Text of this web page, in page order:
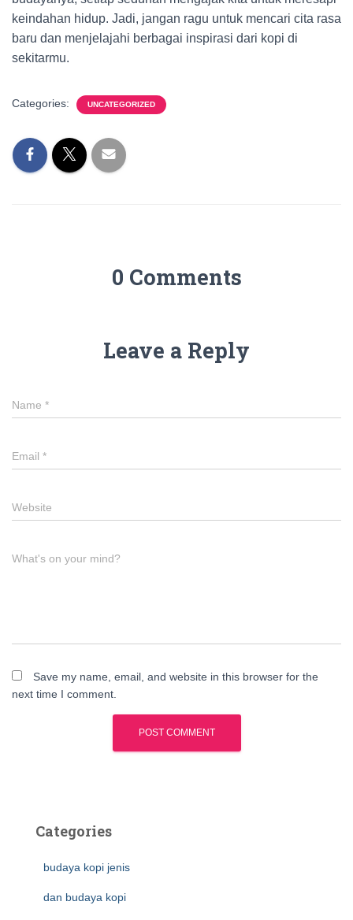
keindahan hidup. Jadi, jangan ragu untuk mencari cita rasa
baru dan menjelajahi berbagai inspirasi dari kopi di
sekitarmu.
Categories: UNCATEGORIZED
0 Comments
Leave a Reply
Name *
Email *
Website
What's on your mind?
Save my name, email, and website in this browser for the
next time I comment.
Categories
budaya kopi jenis
dan budaya kopi